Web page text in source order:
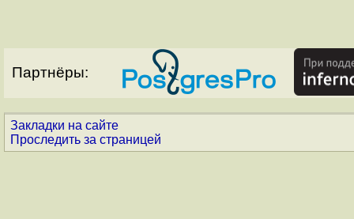
Партнёры:
Закладки на сайте
Проследить за страницей